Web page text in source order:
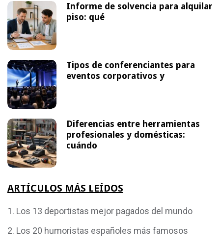
Informe de solvencia para alquilar
piso: qué
Tipos de conferenciantes para
eventos corporativos y
Diferencias entre herramientas
profesionales y domésticas:
cuándo
ARTÍCULOS MÁS LEÍDOS
Los 13 deportistas mejor pagados del mundo
Los 20 humoristas españoles más famosos